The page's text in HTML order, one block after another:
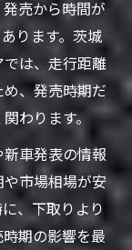
の注意点
体験紹介
ト
策を解説
とは
比較検証
買取術
ポイント
売から時間が
ります。茨城
は、走行距離
、発売時期だ
わります。
車発表の情報
市場相場が安
、下取りより
期の影響を最